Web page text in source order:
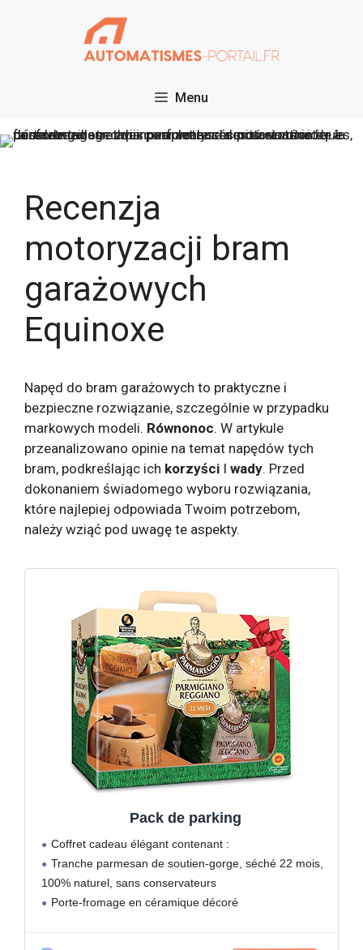
Menu
Recenzja
motoryzacji bram
garażowych
Equinoxe
Napęd do bram garażowych to praktyczne i
bezpieczne rozwiązanie, szczególnie w przypadku
markowych modeli. Równonoc. W artykule
przeanalizowano opinie na temat napędów tych
bram, podkreślając ich korzyści I wady. Przed
dokonaniem świadomego wyboru rozwiązania,
które najlepiej odpowiada Twoim potrzebom,
należy wziąć pod uwagę te aspekty.
Pack de parking
Coffret cadeau élégant contenant :
Tranche parmesan de soutien-gorge, séché 22 mois,
100% naturel, sans conservateurs
Porte-fromage en céramique décoré